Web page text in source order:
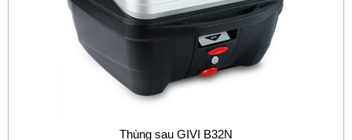
Thùng sau GIVI B32N